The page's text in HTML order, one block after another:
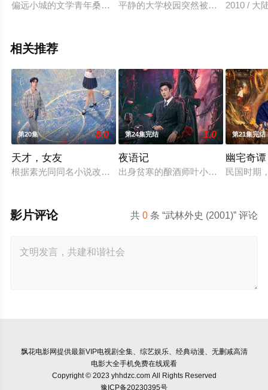
偏远小城的文学青年桑梓，来到北方某海宾城市，在一家报社
平静的大学校园突然被一起流血事件
2010 / 大
相关推荐
第20集 8.0
天才，女友
根据素光同同名小说改编。江逾白长大以后，林知夏忽然对他
第24集完结 1.0
夜语记
出身贫寒的酿酒师叶小唯遭遇爱人程
第21集完结
幽宅奇谭
民国时期
共0 条 “武林外史 (2001)” 评论
影片评论
飘花电影网提供最新VIP电视剧全集、综艺娱乐、经典动漫、无删减高清
电影大全手机免费在线观看
Copyright © 2023 yhhdzc.com All Rights Reserved
豫ICP备20230395号